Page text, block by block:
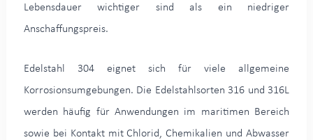
Lebensdauer wichtiger sind als ein niedriger
Anschaffungspreis.
Edelstahl 304 eignet sich für viele allgemeine
Korrosionsumgebungen. Die Edelstahlsorten 316 und 316L
werden häufig für Anwendungen im maritimen Bereich
sowie bei Kontakt mit Chlorid, Chemikalien und Abwasser